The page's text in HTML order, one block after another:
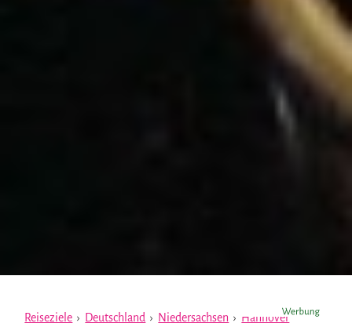
Reiseziele › Deutschland › Niedersachsen › Hannover